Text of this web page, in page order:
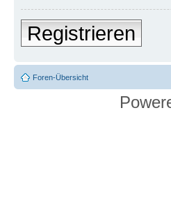
Registrieren
Foren-Übersicht